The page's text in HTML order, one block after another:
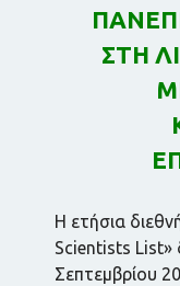
ΣΤΗ
Η ετήσια
Scientists List»
Σεπτεμβρίου